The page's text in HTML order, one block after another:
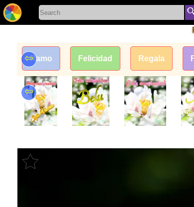
Ramo Felicidad Regala
⇦
⇦